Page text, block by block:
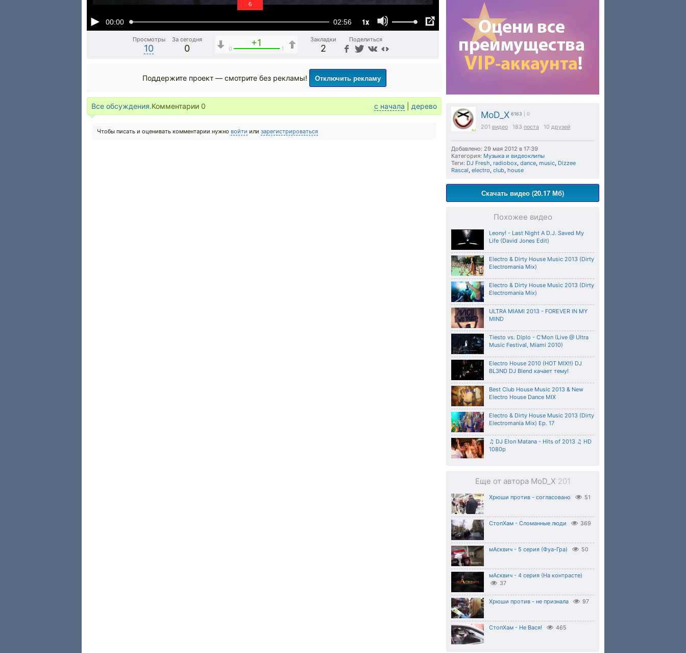
00:00 02:56 1x
5
Просмотры
10
За сегодня
0
+1
0 1
Закладки
2
Поделиться
MoD_X 6163 | 0
201 видео 183 поста 10 друзей
Добавлено: 29 мая 2012 в 17:39
Категория: Музыка и видеоклипы
Теги: DJ Fresh, radiobox, dance, music, Dizzee
Rascal, electro, club, house
Скачать видео (20.17 Мб)
Похожее видео
Leony! - Last Night A D.J. Saved My
Life (David Jones Edit)
Electro & Dirty House Music 2013 (Dirty
Electromania Mix)
Electro & Dirty House Music 2013 (Dirty
Electromania Mix)
ULTRA MIAMI 2013 - FOREVER IN MY
MIND
Tiesto vs. Diplo - C'Mon (Live @ Ultra
Music Festival, Miami 2010)
Electro House 2010 (HOT MIX!!) DJ
BL3ND DJ Blend качает тему!
Best Club House Music 2013 & New
Electro House Dance MIX
Electro & Dirty House Music 2013 (Dirty
Electromania Mix) Ep. 17
♫ DJ Elon Matana - Hits of 2013 ♫ HD
1080p
Еще от автора MoD_X 201
Хрюши против - согласовано 51
СтопХам - Сломанные люди 369
мАсквич - 5 серия (Фуа-Гра) 50
мАсквич - 4 серия (На контрасте)
37
Хрюши против - не признала 97
СтопХам - Не Вася! 465
Поддержите проект — смотрите без рекламы! Отключить рекламу
Все обсуждения.Комментарии 0 с начала дерево
Чтобы писать и оценивать комментарии нужно войти или зарегистрироваться